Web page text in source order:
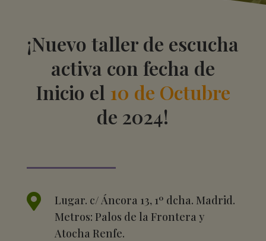
¡Nuevo taller de escucha
activa con fecha de
Inicio el 10 de Octubre
de 2024!

Lugar. c/ Áncora 13, 1º dcha. Madrid.
Metros: Palos de la Frontera y
Atocha Renfe.